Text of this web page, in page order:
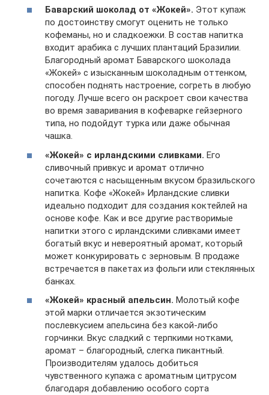
Баварский шоколад от «Жокей». Этот купаж
по достоинству смогут оценить не только
кофеманы, но и сладкоежки. В состав напитка
входит арабика с лучших плантаций Бразилии.
Благородный аромат Баварского шоколада
«Жокей» с изысканным шоколадным оттенком,
способен поднять настроение, согреть в любую
погоду. Лучше всего он раскроет свои качества
во время заваривания в кофеварке гейзерного
типа, но подойдут турка или даже обычная
чашка.
«Жокей» с ирландскими сливками. Его
сливочный привкус и аромат отлично
сочетаются с насыщенным вкусом бразильского
напитка. Кофе «Жокей» Ирландские сливки
идеально подходит для создания коктейлей на
основе кофе. Как и все другие растворимые
напитки этого с ирландскими сливками имеет
богатый вкус и невероятный аромат, который
может конкурировать с зерновым. В продаже
встречается в пакетах из фольги или стеклянных
банках.
«Жокей» красный апельсин. Молотый кофе
этой марки отличается экзотическим
послевкусием апельсина без какой-либо
горчинки. Вкус сладкий с терпкими нотками,
аромат – благородный, слегка пикантный.
Производителям удалось добиться
чувственного купажа с ароматным цитрусом
благодаря добавлению особого сорта